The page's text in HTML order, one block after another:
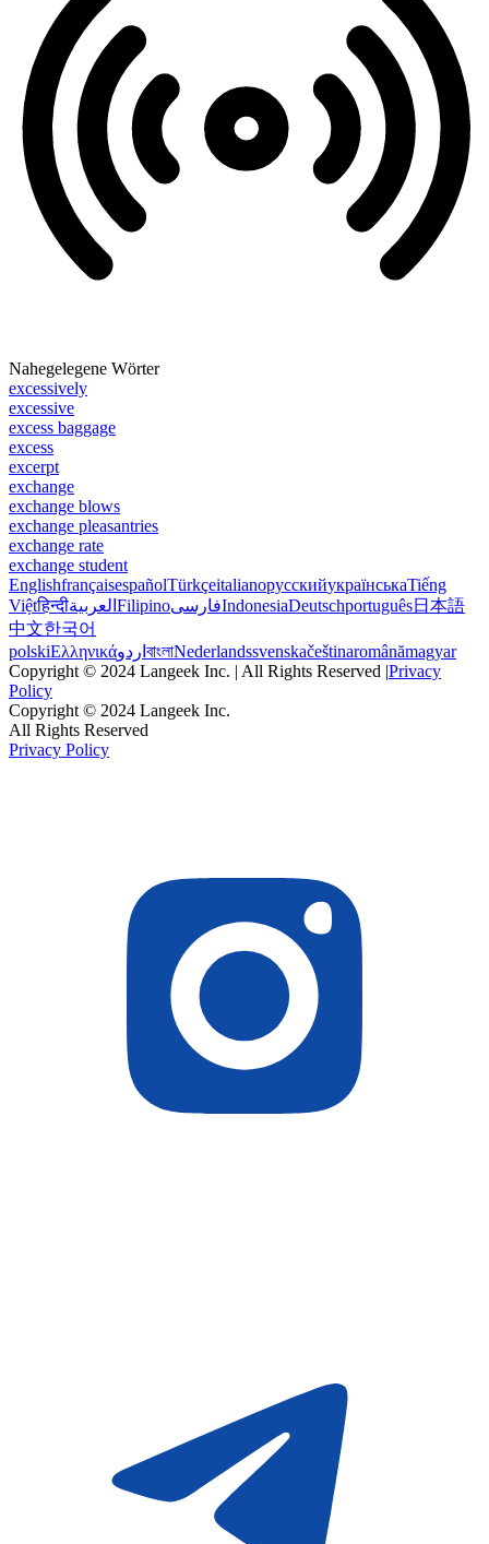
Nahegelegene Wörter
excessively
excessive
excess baggage
excess
excerpt
exchange
exchange blows
exchange pleasantries
exchange rate
exchange student
EnglishfrançaisespañolTürkçeitalianoрусскийукраїнськаTiếng
Việtहिन्दीالعربية FilipinoفارسیIndonesiaDeutschportuguês日本語
中文한국어
polskiΕλληνικάاردو বাংলাNederlandssvenskačeštinaromânămagyar
Copyright © 2024 Langeek Inc. | All Rights Reserved |Privacy
Policy
Copyright © 2024 Langeek Inc.
All Rights Reserved
Privacy Policy